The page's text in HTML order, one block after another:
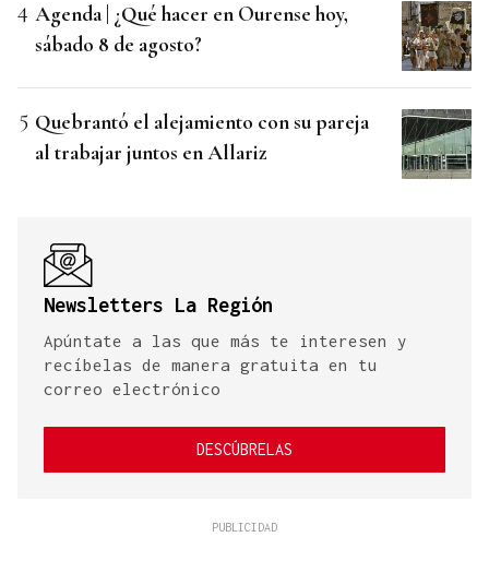
Agenda | ¿Qué hacer en Ourense hoy,
sábado 8 de agosto?
Quebrantó el alejamiento con su pareja
al trabajar juntos en Allariz
Newsletters La Región
Apúntate a las que más te interesen y
recíbelas de manera gratuita en tu
correo electrónico
DESCÚBRELAS